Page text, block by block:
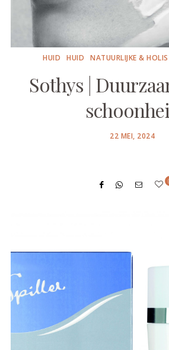
HUID HUID NATUURLIJKE &
Sothys |
POSTED
22 MEI, 2024